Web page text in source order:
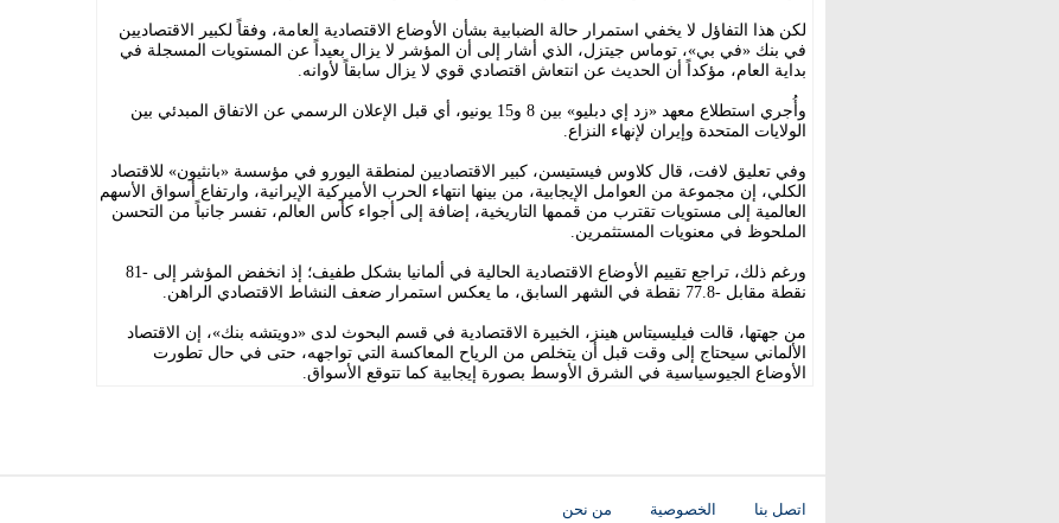
لكن هذا التفاؤل لا يخفي استمرار حالة الضبابية بشأن الأوضاع الاقتصادية العامة، وفقاً لكبير الاقتصاديين
في بنك «في بي»، توماس جيتزل، الذي أشار إلى أن المؤشر لا يزال بعيداً عن المستويات المسجلة في
بداية العام، مؤكداً أن الحديث عن انتعاش اقتصادي قوي لا يزال سابقاً لأوانه.
وأُجري استطلاع معهد «زد إي دبليو» بين 8 و15 يونيو، أي قبل الإعلان الرسمي عن الاتفاق المبدئي بين
الولايات المتحدة وإيران لإنهاء النزاع.
وفي تعليق لافت، قال كلاوس فيستيسن، كبير الاقتصاديين لمنطقة اليورو في مؤسسة «بانثيون» للاقتصاد
الكلي، إن مجموعة من العوامل الإيجابية، من بينها انتهاء الحرب الأميركية الإيرانية، وارتفاع أسواق الأسهم
العالمية إلى مستويات تقترب من قممها التاريخية، إضافة إلى أجواء كأس العالم، تفسر جانباً من التحسن
الملحوظ في معنويات المستثمرين.
ورغم ذلك، تراجع تقييم الأوضاع الاقتصادية الحالية في ألمانيا بشكل طفيف؛ إذ انخفض المؤشر إلى -81
نقطة مقابل -77.8 نقطة في الشهر السابق، ما يعكس استمرار ضعف النشاط الاقتصادي الراهن.
من جهتها، قالت فيليسيتاس هينز، الخبيرة الاقتصادية في قسم البحوث لدى «دويتشه بنك»، إن الاقتصاد
الألماني سيحتاج إلى وقت قبل أن يتخلص من الرياح المعاكسة التي تواجهه، حتى في حال تطورت
الأوضاع الجيوسياسية في الشرق الأوسط بصورة إيجابية كما تتوقع الأسواق.
اتصل بنا الخصوصية من نحن